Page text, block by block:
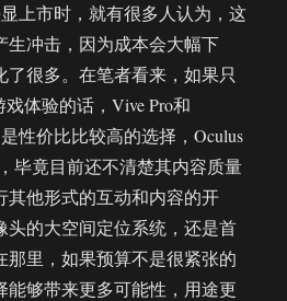
上市时，就有很多人认为，这
生冲击，因为成本会大幅下
很多。在笔者看来，如果只
体验的话，Vive Pro和
性价比比较高的选择，Oculus
毕竟目前还不清楚其内容质量
其他形式的互动和内容的开
头的大空间定位系统，还是首
那里，如果预算不是很紧张的
能够带来更多可能性，用途更